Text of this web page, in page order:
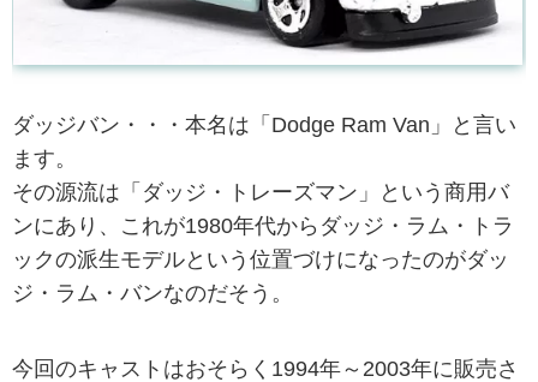
ダッジバン・・・本名は「Dodge Ram Van」と言い
ます。
その源流は「ダッジ・トレーズマン」という商用バ
ンにあり、これが1980年代からダッジ・ラム・トラ
ックの派生モデルという位置づけになったのがダッ
ジ・ラム・バンなのだそう。
今回のキャストはおそらく1994年～2003年に販売さ